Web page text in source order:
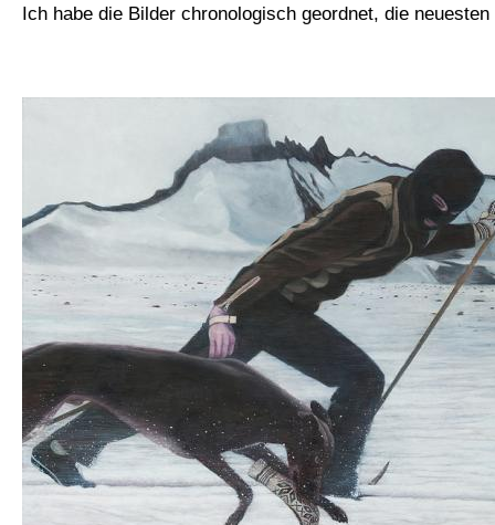
Ich habe die Bilder chronologisch geordnet, die